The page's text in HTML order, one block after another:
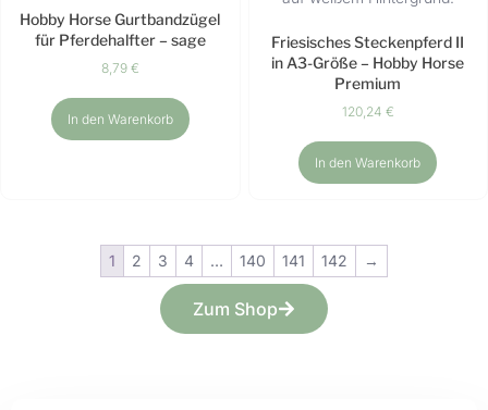
Hobby Horse Gurtbandzügel
für Pferdehalfter – sage
8,79 €
In den Warenkorb
Friesisches Steckenpferd II
in A3-Größe – Hobby Horse
Premium
120,24 €
In den Warenkorb
1 2 3 4 … 140 141 142 →
Zum Shop